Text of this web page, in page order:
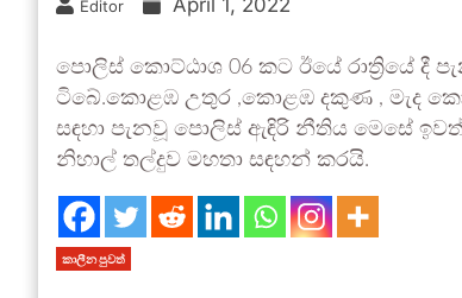
Editor April 1, 2022
පොලිස් කොට්ඨාශ 06 කට ඊයේ රාත්‍රියේ දී
ටිබේ.කොළඹ උතුර ,කොළඹ දකුණ , මැද
සඳහා පැනවූ පොලිස් ඇඳිරි නීතිය මෙසේ
නිහාල් තල්දුව මහතා සඳහන් කරයි.
කාලීන පුවත්